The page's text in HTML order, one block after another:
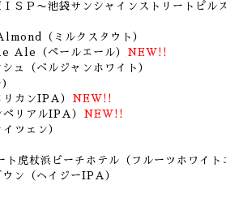
Ｐ〜池袋サンシャインストリートピル
（ミルクスタウト）
Ale（ペールエール） NEW!!
ュ（ベルジャンホワイト）
)
カンIPA） NEW!!
リアルIPA） NEW!!
ツェン）
虎杖浜ビーチホテル（フルーツホワイト
ン（ヘイジーIPA）